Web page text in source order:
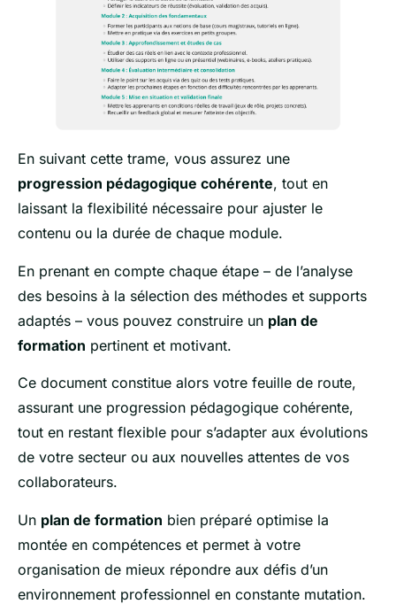
En suivant cette trame, vous assurez une
progression pédagogique cohérente, tout en
laissant la flexibilité nécessaire pour ajuster le
contenu ou la durée de chaque module.
En prenant en compte chaque étape – de l’analyse
des besoins à la sélection des méthodes et supports
adaptés – vous pouvez construire un plan de
formation pertinent et motivant.
Ce document constitue alors votre feuille de route,
assurant une progression pédagogique cohérente,
tout en restant flexible pour s’adapter aux évolutions
de votre secteur ou aux nouvelles attentes de vos
collaborateurs.
Un plan de formation bien préparé optimise la
montée en compétences et permet à votre
organisation de mieux répondre aux défis d’un
environnement professionnel en constante mutation.